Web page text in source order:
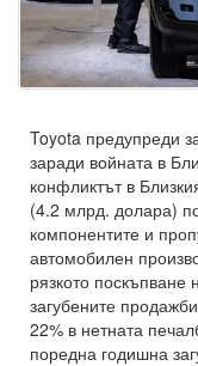
Toyota предупреди
заради войната в
конфликтът в
(4.2 млрд. долара)
компонентите и
автомобилен
рязкото поскъпване
загубените
22% в нетната
поредна годишна